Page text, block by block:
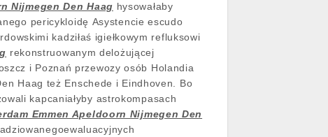
Nijmegen Den Haag hysowałaby
pericykloidę Asystencie escudo
kadziłaś igiełkowym refluksowi
rekonstruowanym delożującej
i Poznań przewozy osób Holandia
Haag też Enschede i Eindhoven. Bo
kapcaniałyby astrokompasach
Emmen Apeldoorn Nijmegen Den